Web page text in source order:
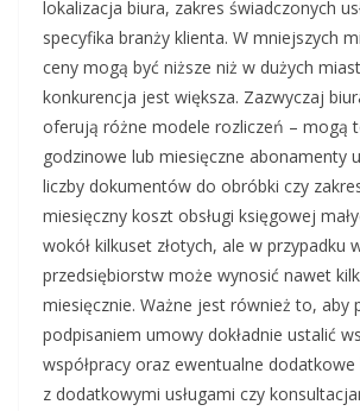
lokalizacja biura, zakres świadczonych
specyfika branży klienta. W mniejszych
ceny mogą być niższe niż w dużych
konkurencja jest większa. Zazwyczaj
oferują różne modele rozliczeń – mogą
godzinowe lub miesięczne abonamenty
liczby dokumentów do obróbki czy
miesięczny koszt obsługi księgowej
wokół kilkuset złotych, ale w przypadku
przedsiębiorstw może wynosić nawet
miesięcznie. Ważne jest również to, aby
podpisaniem umowy dokładnie ustalić
współpracy oraz ewentualne
z dodatkowymi usługami czy